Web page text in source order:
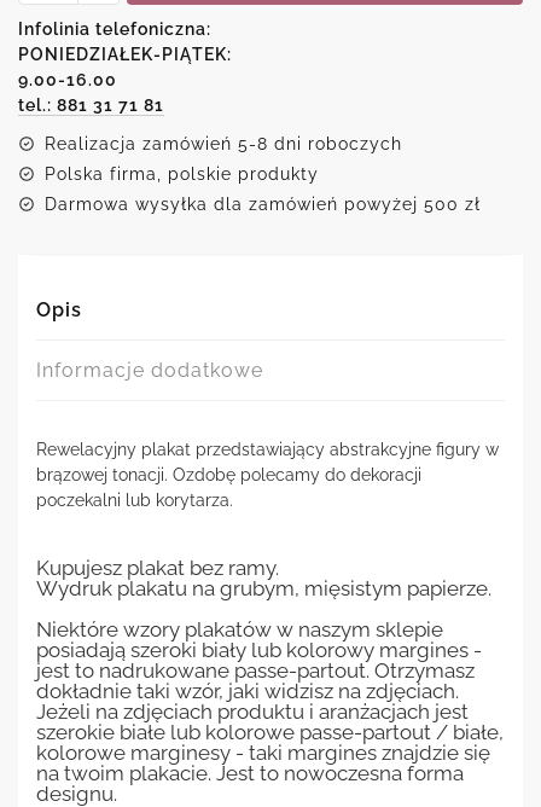
abstrakcji
w
brązowych
tonacjach
Infolinia telefoniczna:
PONIEDZIAŁEK-PIĄTEK:
9.00-16.00
tel.: 881 31 71 81
Realizacja zamówień 5-8 dni roboczych
Polska firma, polskie produkty
Darmowa wysyłka dla zamówień powyżej 500 zł
Opis
Informacje dodatkowe
Rewelacyjny plakat przedstawiający abstrakcyjne figury w
brązowej tonacji. Ozdobę polecamy do dekoracji
poczekalni lub korytarza.
Kupujesz plakat bez ramy.
Wydruk plakatu na grubym, mięsistym papierze.
Niektóre wzory plakatów w naszym sklepie
posiadają szeroki biały lub kolorowy margines -
jest to nadrukowane passe-partout. Otrzymasz
dokładnie taki wzór, jaki widzisz na zdjęciach.
Jeżeli na zdjęciach produktu i aranżacjach jest
szerokie białe lub kolorowe passe-partout / białe,
kolorowe marginesy - taki margines znajdzie się
na twoim plakacie. Jest to nowoczesna forma
designu.